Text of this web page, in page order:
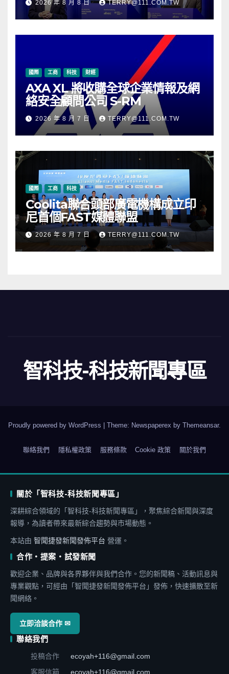
2026 年 8 月 8 日 TERRY@111.COM.TW
國際 工商 科技 財經
AXA XL 將收購全球企業情報及網
絡安全顧問公司 S-RM
2026 年 8 月 7 日 TERRY@111.COM.TW
國際 工商 科技
Coolita聯合頭部廣電機構成立印
尼首個FAST媒體聯盟
2026 年 8 月 7 日 TERRY@111.COM.TW
智科技-科技新聞專區
Proudly powered by WordPress Theme: Newspaperex by Themeansar.
聯絡我們 隱私權政策 服務條款 Cookie 政策 關於我們
關於「智科技-科技新聞專區」
深耕綜合領域的「智科技-科技新聞專區」，聚焦綜合新聞與深度
報導，為讀者帶來最新綜合趨勢與市場動態。
本站由 智聞捷發新聞發佈平台 營運。
合作・提案・試發新聞
歡迎企業、品牌與各界夥伴與我們合作。您的新聞稿、活動訊息與
專業觀點，可經由「智聞捷發新聞發佈平台」發佈，快速擴散至新
聞網絡。
立即洽談合作 ✉
聯絡我們
投稿合作
ecoyah+116@gmail.com
客服信箱
ecoyah+116@gmail.com